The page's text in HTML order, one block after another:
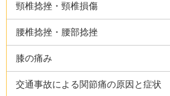
頸椎捻挫・頸椎損傷
腰椎捻挫・腰部捻挫
膝の痛み
交通事故による関節痛の原因と症状